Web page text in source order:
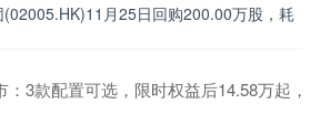
月25日回购200.00万股，耗
3款配置可选，限时权益后14.58万起，